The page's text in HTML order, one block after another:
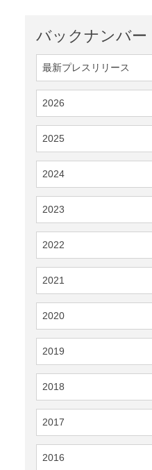
バックナンバー
最新プレスリリース
2026
2025
2024
2023
2022
2021
2020
2019
2018
2017
2016